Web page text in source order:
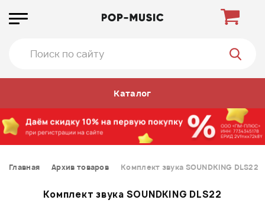
Каталог
Главная Архив товаров Комплект звука SOUNDKING DLS22
Комплект звука SOUNDKING DLS22